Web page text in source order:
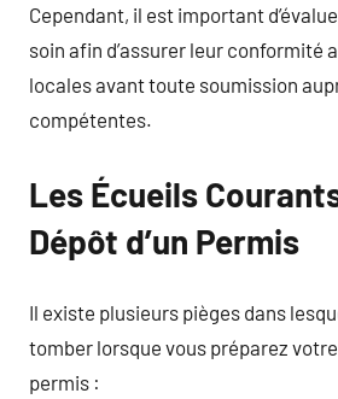
Cependant, il est important
soin afin d’assurer leur conformité
locales avant toute soumission
compétentes.
Les Écueils
Dépôt d’un Permis
Il existe plusieurs pièges dans
tomber lorsque vous préparez
permis :